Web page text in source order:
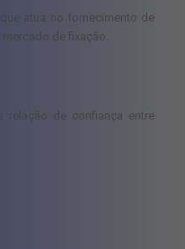
atua no fornecimento de
de fixação.
de confiança entre